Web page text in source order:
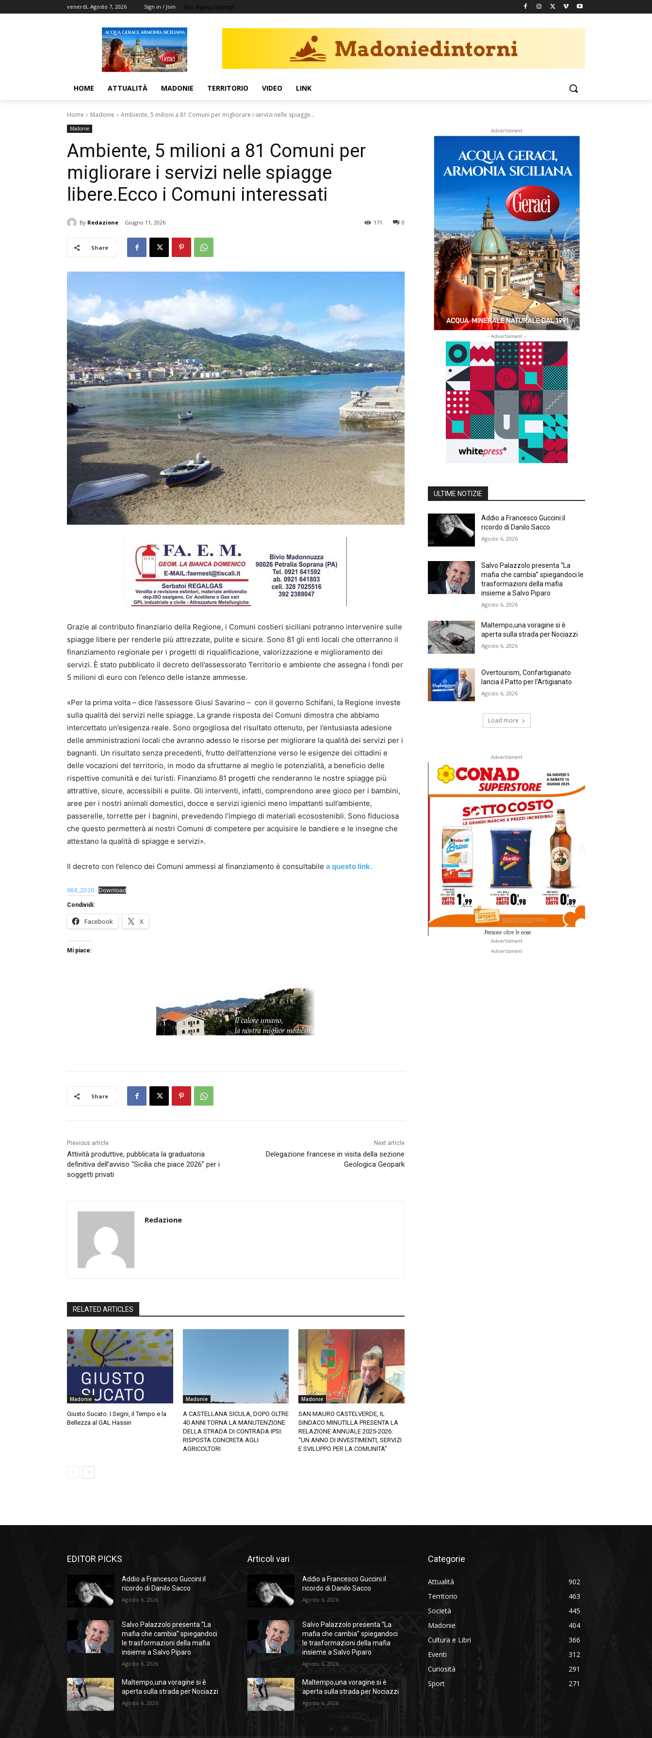
venerdì, Agosto 7, 2026 Sign in / Join No menu items!
HOME ATTUALITÀ MADONIE TERRITORIO VIDEO LINK
Home Madonie Ambiente, 5 milioni a 81 Comuni per migliorare i servizi nelle spiagge...
Madonie
Ambiente, 5 milioni a 81 Comuni per
migliorare i servizi nelle spiagge
libere.Ecco i Comuni interessati
By Redazione Giugno 11, 2026 0
171
Share
Grazie al contributo finanziario della Regione, i Comuni costieri siciliani potranno intervenire sulle
spiagge libere per renderle più attrezzate, pulite e sicure. Sono 81 gli enti locali che otterranno il
finanziamento regionale per i progetti di riqualificazione, valorizzazione e miglioramento dei
servizi. È stato pubblicato il decreto dell’assessorato Territorio e ambiente che assegna i fondi per
5 milioni di euro con l’elenco delle istanze ammesse.
«Per la prima volta – dice l’assessore Giusi Savarino – con il governo Schifani, la Regione investe
sulla qualità dei servizi nelle spiagge. La grande risposta dei Comuni dimostra che abbiamo
intercettato un’esigenza reale. Sono orgogliosa del risultato ottenuto, per l’entusiasta adesione
delle amministrazioni locali che avranno adesso le risorse per migliorare la qualità dei servizi per i
bagnanti. Un risultato senza precedenti, frutto dell’attenzione verso le esigenze dei cittadini e
delle vocazioni del territorio, in modo da sfruttarne al meglio le potenzialità, a beneficio delle
rispettive comunità e dei turisti. Finanziamo 81 progetti che renderanno le nostre spiagge più
attrattive, sicure, accessibili e pulite. Gli interventi, infatti, comprendono aree gioco per i bambini,
aree per i nostri animali domestici, docce e servizi igienici meno impattanti sull’ambiente,
passerelle, torrette per i bagnini, prevedendo l’impiego di materiali ecosostenibli. Sono fiduciosa
che questo permetterà ai nostri Comuni di competere per acquisire le bandiere e le insegne che
attestano la qualità di spiagge e servizi».
Il decreto con l’elenco dei Comuni ammessi al finanziamento è consultabile a questo link.
964_2026 Download
Condividi:
Facebook X
Mi piace:
Share
Previous article
Attività produttive, pubblicata la graduatoria
definitiva dell’avviso “Sicilia che piace 2026” per i
soggetti privati
Next article
Delegazione francese in visita della sezione
Geologica Geopark
Redazione
RELATED ARTICLES
Madonie
Giusto Sucato. I Segni, il Tempo e la
Bellezza al GAL Hassin
Madonie
A CASTELLANA SICULA, DOPO OLTRE
40 ANNI TORNA LA MANUTENZIONE
DELLA STRADA DI CONTRADA IPSI:
RISPOSTA CONCRETA AGLI
AGRICOLTORI
Madonie
SAN MAURO CASTELVERDE, IL
SINDACO MINUTILLA PRESENTA LA
RELAZIONE ANNUALE 2025-2026:
“UN ANNO DI INVESTIMENTI, SERVIZI
E SVILUPPO PER LA COMUNITÀ”
Advertisment
- Advertisment -
ULTIME NOTIZIE
Addio a Francesco Guccini:il
ricordo di Danilo Sacco
Agosto 6, 2026
Salvo Palazzolo presenta “La
mafia che cambia” spiegandoci le
trasformazioni della mafia
insieme a Salvo Piparo
Agosto 6, 2026
Maltempo,una voragine si è
aperta sulla strada per Nociazzi
Agosto 6, 2026
Overtourism, Confartigianato
lancia il Patto per l’Artigianato
Agosto 6, 2026
Load more
Advertisment
Advertisment
Advertisment
EDITOR PICKS
Addio a Francesco Guccini:il
ricordo di Danilo Sacco
Agosto 6, 2026
Salvo Palazzolo presenta “La
mafia che cambia” spiegandoci
le trasformazioni della mafia
insieme a Salvo Piparo
Agosto 6, 2026
Maltempo,una voragine si è
aperta sulla strada per Nociazzi
Agosto 6, 2026
Articoli vari
Addio a Francesco Guccini:il
ricordo di Danilo Sacco
Agosto 6, 2026
Salvo Palazzolo presenta “La
mafia che cambia” spiegandoci
le trasformazioni della mafia
insieme a Salvo Piparo
Agosto 6, 2026
Maltempo,una voragine si è
aperta sulla strada per Nociazzi
Agosto 6, 2026
Categorie
Attualità
902
Territorio
463
Società
445
Madonie
404
Cultura e Libri
366
Eventi
312
Curiosità
291
Sport
271